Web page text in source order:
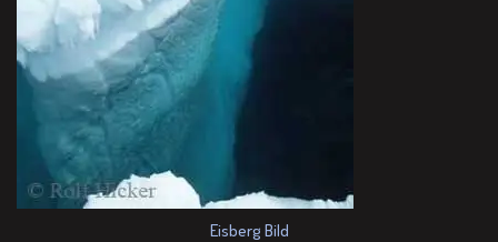
Eisberg Bild